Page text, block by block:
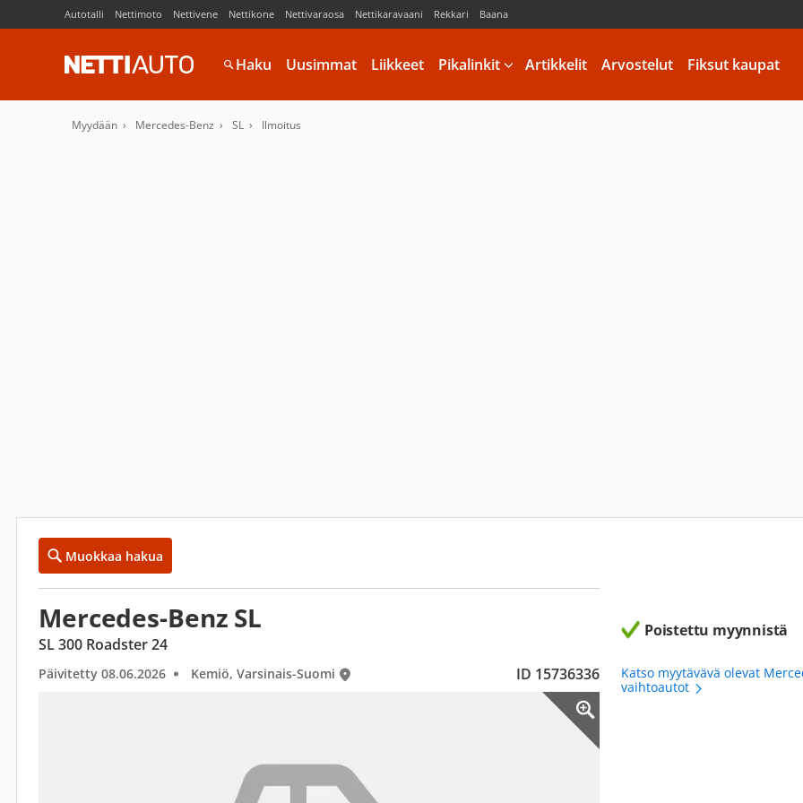
Autotalli Nettimoto Nettivene Nettikone Nettivaraosa Nettikaravaani Rekkari Baana
Haku Uusimmat Liikkeet Pikalinkit Artikkelit Arvostelut Fiksut kaupat
Myydään Mercedes-Benz SL Ilmoitus
Muokkaa hakua
Mercedes-Benz SL
SL 300 Roadster 24
Päivitetty 08.06.2026 Kemiö, Varsinais-Suomi ID 15736336
Poistettu myynnistä
Katso myytävävä olevat
vaihtoautot